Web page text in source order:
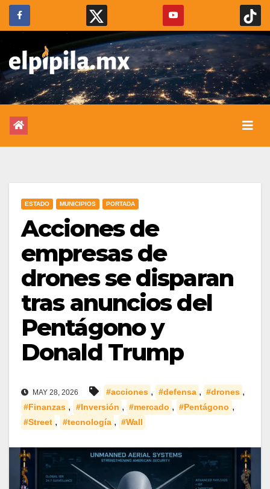
ESTADO MUNICIPIOS PORTADA
Acciones de
empresas de
drones se disparan
tras anuncios del
Pentágono y
Donald Trump
MAY 28, 2026 #acciones , #defensa , #drones ,
#Finanzas , #Inversión , #mercado , #Pentágono ,
#Street , #tecnología , #Wall